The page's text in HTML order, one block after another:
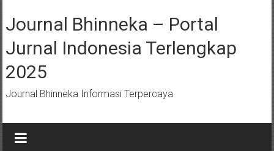
konten
Journal Bhinneka – Portal
Jurnal Indonesia Terlengkap
2025
Journal Bhinneka Informasi Terpercaya